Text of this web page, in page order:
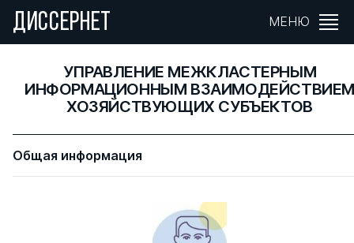
ДИССЕРНЕТ МЕНЮ
УПРАВЛЕНИЕ МЕЖКЛАСТЕРНЫМ
ИНФОРМАЦИОННЫМ ВЗАИМОДЕЙСТВИЕМ
ХОЗЯЙСТВУЮЩИХ СУБЪЕКТОВ
Общая информация